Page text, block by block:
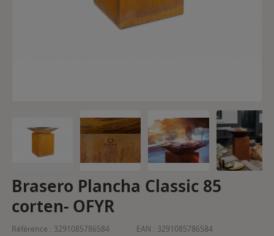
Brasero Plancha Classic 85
corten- OFYR
Référence : 3291085786584 EAN : 3291085786584